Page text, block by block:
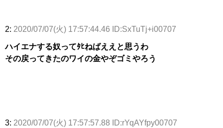
2: 2020/07/07(火) 17:57:44.46 ID:SxTuTj+i00707
ハイエナする奴ってﾀﾋねばええと思うわ
その戻ってきたのワイの金やぞゴミやろう
3: 2020/07/07(火) 17:57:57.88 ID:rYqAYfpy00707